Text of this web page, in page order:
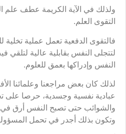
ولذلك في الآية الكريمة عطف علم
التقوى العلم.
فالتقوى الدفعية تعمل عملية
لتتجلى النفس بقابلية عالية لتلقي
النفس وإدراكها بعمق للعلوم.
لذلك كان بعض مراجعنا وعلمائنا
عبادية نفسية وجسدية، حرصا على
والشوائب حتى تصبح النفس أرق في
وتكون بذلك أجدر في تحمل